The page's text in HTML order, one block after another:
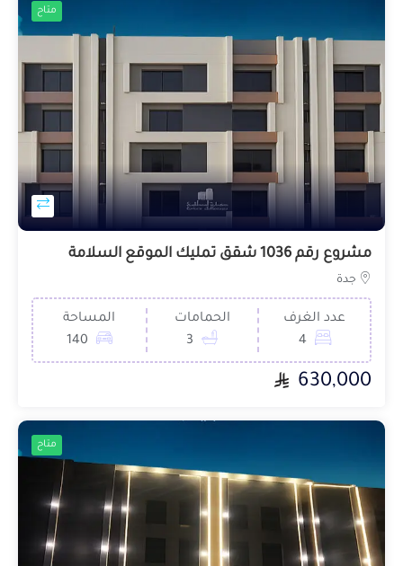
متاح
مشروع رقم 1036 شقق تمليك الموقع السلامة
جدة
عدد الغرف
4
الحمامات
3
المساحة
140
630,000
متاح